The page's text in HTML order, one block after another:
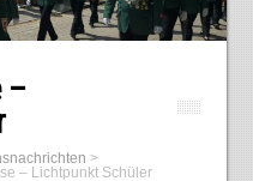
–
>
– Lichtpunkt Schüler